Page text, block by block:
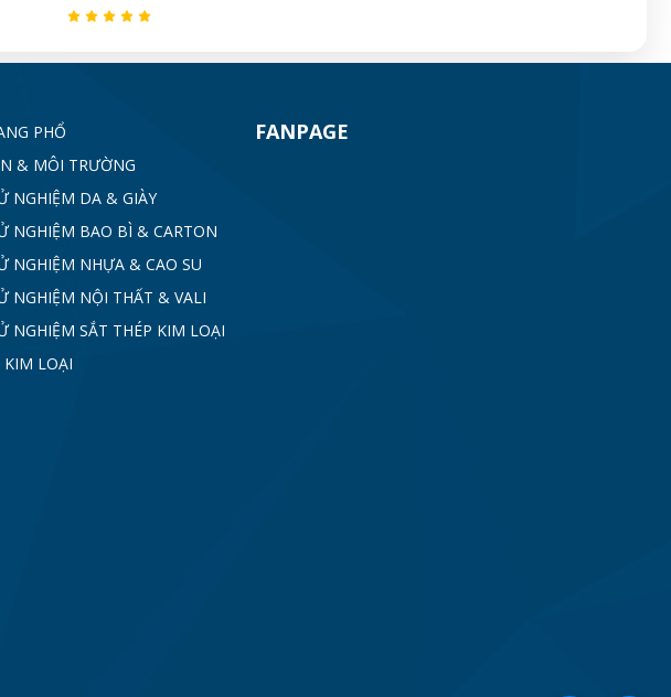
PHỔ
& MÔI TRƯỜNG
NGHIỆM DA & GIÀY
NGHIỆM BAO BÌ & CARTON
NGHIỆM NHỰA & CAO SU
NGHIỆM NỘI THẤT & VALI
NGHIỆM SẮT THÉP KIM LOẠI
LOẠI
FANPAGE